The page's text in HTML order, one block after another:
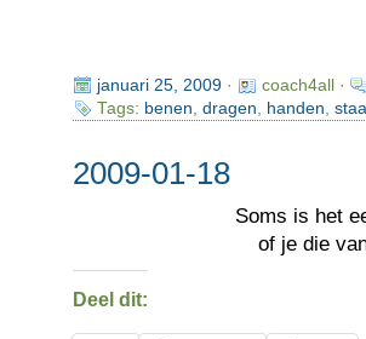
januari 25, 2009·
coach4all ·
Tags: benen dragen handen
2009-01-18
Soms is het
of je die
Deel dit: